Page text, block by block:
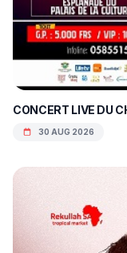
CONCERT LIVE DU
30 AUG 2026